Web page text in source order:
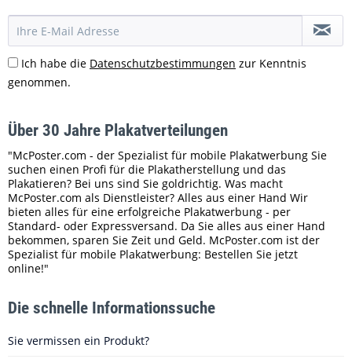
Ich habe die Datenschutzbestimmungen zur Kenntnis
genommen.
Über 30 Jahre Plakatverteilungen
"McPoster.com - der Spezialist für mobile Plakatwerbung Sie
suchen einen Profi für die Plakatherstellung und das
Plakatieren? Bei uns sind Sie goldrichtig. Was macht
McPoster.com als Dienstleister? Alles aus einer Hand Wir
bieten alles für eine erfolgreiche Plakatwerbung - per
Standard- oder Expressversand. Da Sie alles aus einer Hand
bekommen, sparen Sie Zeit und Geld. McPoster.com ist der
Spezialist für mobile Plakatwerbung: Bestellen Sie jetzt
online!"
Die schnelle Informationssuche
Sie vermissen ein Produkt?